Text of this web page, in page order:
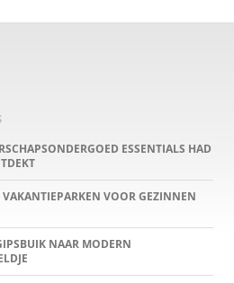
ESSENTIALS HAD
VOOR GEZINNEN
NAAR MODERN